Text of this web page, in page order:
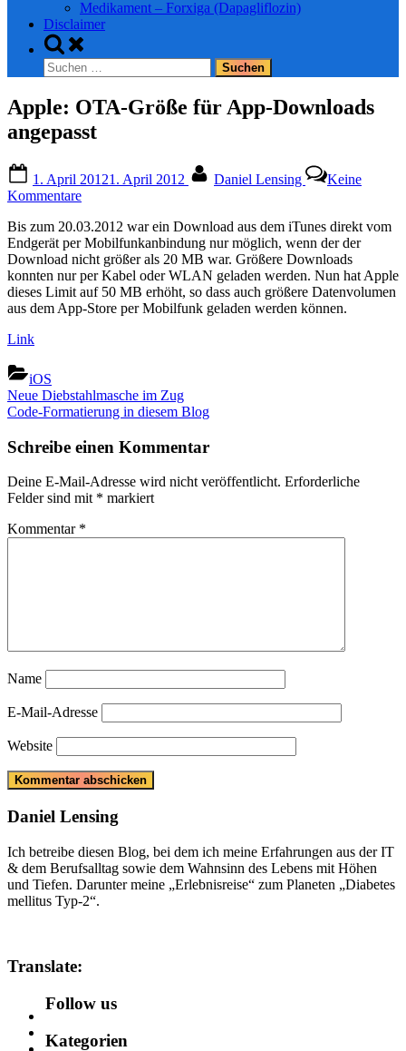
Medikament – Forxiga (Dapagliflozin)
Disclaimer
Toggle
search
form
Suchen
nach:
Apple: OTA-Größe für App-Downloads
angepasst
on
1. April 20121. April 2012 Daniel Lensing
Keine
Kommentarezu
OTA-
Größe
für
App-
Downloads
angepasst
Bis zum 20.03.2012 war ein Download aus dem iTunes direkt vom
Endgerät per Mobilfunkanbindung nur möglich, wenn der der
Download nicht größer als 20 MB war. Größere Downloads
konnten nur per Kabel oder WLAN geladen werden. Nun hat Apple
dieses Limit auf 50 MB erhöht, so dass auch größere Datenvolumen
aus dem App-Store per Mobilfunk geladen werden können.
Link
iOS
Beitragsnavigation
Previous
Post:
Neue Diebstahlmasche im Zug
Next
Code-Formatierung in diesem Blog
Schreibe einen Kommentar
Deine E-Mail-Adresse wird nicht veröffentlicht. Erforderliche
Felder sind mit * markiert
Kommentar *
Name
E-Mail-Adresse
Website
Daniel Lensing
Ich betreibe diesen Blog, bei dem ich meine Erfahrungen aus der IT
& dem Berufsalltag sowie dem Wahnsinn des Lebens mit Höhen
und Tiefen. Darunter meine „Erlebnisreise“ zum Planeten „Diabetes
mellitus Typ-2“.
Translate:
Follow us
Kategorien